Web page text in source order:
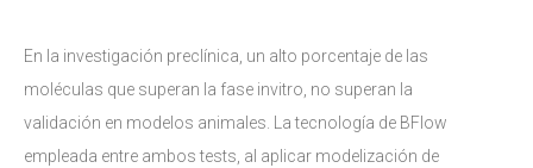
En la investigación preclínica, un alto porcentaje de las
moléculas que superan la fase invitro, no superan la
validación en modelos animales. La tecnología de BFlow
empleada entre ambos tests, al aplicar modelización de